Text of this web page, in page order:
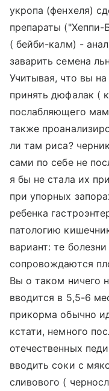
укропа (фенхеля)
препараты ("Хеппи-
( бейби-калм) -
заварить семена
Учитывая, что вы
принять дюфалак (
послабляющего
также
ли там риса?
сами по себе не
я бы не стала их
при упорных
ребенка
патологию
вариант: те
сопровождаются
Вы о таком ничего
вводится в 5,5-6
прикорма обычно
кстати, немного
отечественных
вводить соки с
сливового (